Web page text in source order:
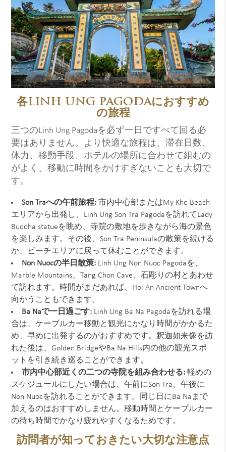
各LINH UNG PAGODAにおすすめ
の旅程
三つのLinh Ung Pagodaを必ず一日ですべて回る必
要はありません。より快適な旅程は、滞在日数、
体力、移動手段、ホテルの場所に合わせて組むの
がよく、移動に時間をかけすぎないことも大切で
す。
Son Traへの午前旅程: 市内中心部またはMy Khe Beach
エリアから出発し、Linh Ung Son Tra Pagodaを訪れてLady
Buddha statueを眺め、寺院の敷地を歩きながら海の景色
を楽しみます。その後、Son Tra Peninsulaの散策を続ける
か、ビーチエリアに戻って休むことができます。
Non Nuocの半日散策: Linh Ung Non Nuoc Pagodaを、
Marble Mountains、Tang Chon Cave、石彫りの村とあわせ
て訪れます。時間がまだあれば、Hoi An Ancient Townへ
向かうこともできます。
Ba Naで一日過ごす: Linh Ung Ba Na Pagodaを訪れる場
合は、ケーブルカー移動と観光にかなり時間がかかるた
め、早めに出発するのがおすすめです。釈迦如来像を訪
れた後は、Golden BridgeやBa Na Hills内の他の観光スポ
ットを引き続き巡ることができます。
市内中心部近くの二つの寺院を組み合わせる: 軽めの
スケジュールにしたい場合は、午前にSon Tra、午後に
Non Nuocを訪れることができます。同じ日にBa Naまで
加えるのはおすすめしません。移動時間とケーブルカー
の待ち時間でかなり疲れやすくなるためです。
訪問者が知っておきたい大切な注意点